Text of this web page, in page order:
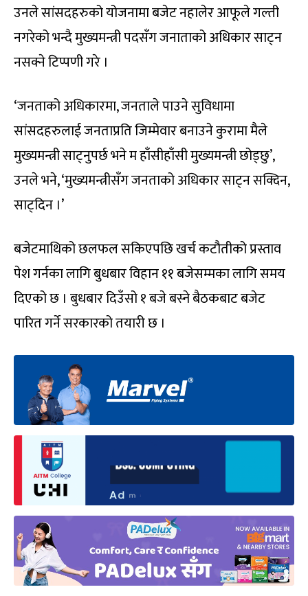
उनले सांसदहरुको योजनामा बजेट नहालेर आफूले गल्ती
नगरेको भन्दै मुख्यमन्त्री पदसँग जनाताको अधिकार साट्न
नसक्ने टिप्पणी गरे ।
‘जनताको अधिकारमा, जनताले पाउने सुविधामा
सांसदहरुलाई जनताप्रति जिम्मेवार बनाउने कुरामा मैले
मुख्यमन्त्री साट्नुपर्छ भने म हाँसीहाँसी मुख्यमन्त्री छोड्छु’,
उनले भने, ‘मुख्यमन्त्रीसँग जनताको अधिकार साट्न सक्दिन,
साट्दिन ।’
बजेटमाथिको छलफल सकिएपछि खर्च कटौतीको प्रस्ताव
पेश गर्नका लागि बुधबार विहान ११ बजेसम्मका लागि समय
दिएको छ । बुधबार दिउँसो १ बजे बस्ने बैठकबाट बजेट
पारित गर्ने सरकारको तयारी छ ।